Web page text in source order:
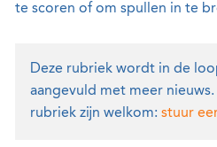
te scoren of om spullen in te
Deze rubriek wordt in de
aangevuld met meer
rubriek zijn welkom: stuur